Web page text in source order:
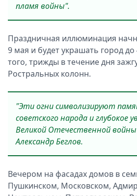
пламя войны".
Праздничная иллюминация
9 мая и будет украшать город
того, трижды в течение дня
Ростральных колонн.
"Эти огни символизируют
советского народа и глубокое
Великой Отечественной
Александр Беглов.
Вечером на фасадах домов в
Пушкинском, Московском,